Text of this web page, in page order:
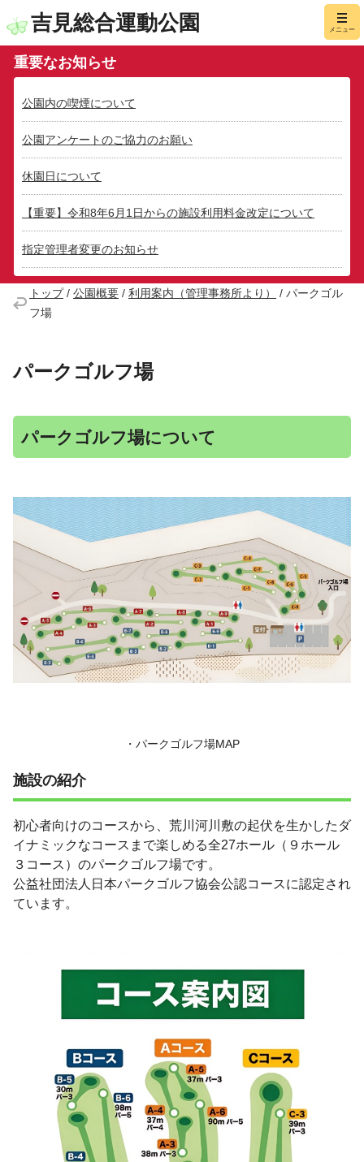
吉見総合運動公園 メニュー
重要なお知らせ
公園内の喫煙について
公園アンケートのご協力のお願い
休園日について
【重要】令和8年6月1日からの施設利用料金改定について
指定管理者変更のお知らせ
トップ/ 公園概要 / 利用案内（管理事務所より） / パークゴル
フ場
パークゴルフ場
パークゴルフ場について
・パークゴルフ場MAP
施設の紹介
初心者向けのコースから、荒川河川敷の起伏を生かしたダ
イナミックなコースまで楽しめる全27ホール（９ホール
３コース）のパークゴルフ場です。
公益社団法人日本パークゴルフ協会公認コースに認定され
ています。